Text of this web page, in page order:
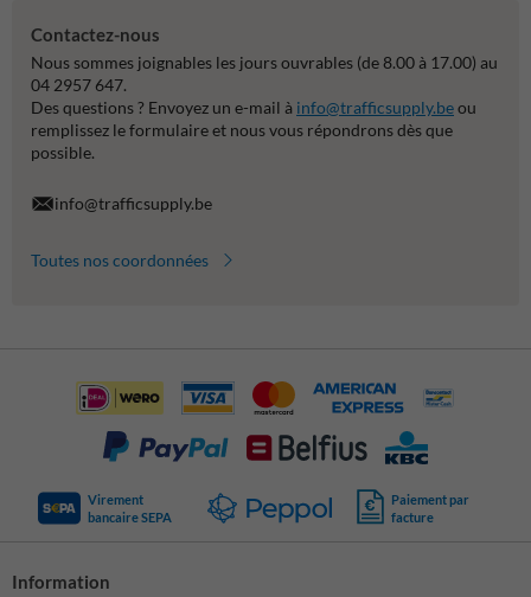
Contactez-nous
Nous sommes joignables les jours ouvrables (de 8.00 à 17.00) au
04 2957 647.
Des questions ? Envoyez un e-mail à info@trafficsupply.beou
remplissez le formulaire et nous vous répondrons dès que
possible.
info@trafficsupply.be
Toutes nos coordonnées
Virement
bancaire SEPA
Paiement par
facture
Information